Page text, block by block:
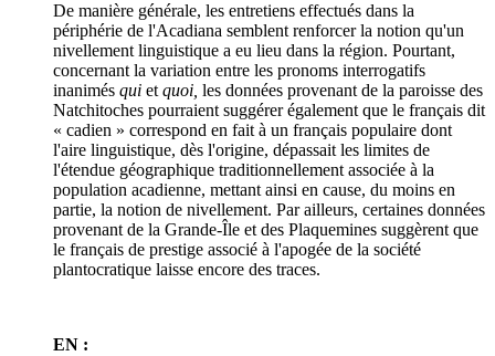
De manière générale, les entretiens effectués dans la
périphérie de l'Acadiana semblent renforcer la notion qu'un
nivellement linguistique a eu lieu dans la région. Pourtant,
concernant la variation entre les pronoms interrogatifs
inanimés qui et quoi, les données provenant de la paroisse des
Natchitoches pourraient suggérer également que le français dit
« cadien » correspond en fait à un français populaire dont
l'aire linguistique, dès l'origine, dépassait les limites de
l'étendue géographique traditionnellement associée à la
population acadienne, mettant ainsi en cause, du moins en
partie, la notion de nivellement. Par ailleurs, certaines données
provenant de la Grande-Île et des Plaquemines suggèrent que
le français de prestige associé à l'apogée de la société
plantocratique laisse encore des traces.
EN :